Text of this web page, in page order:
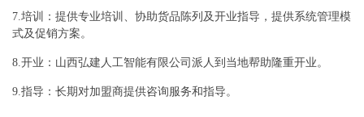
7.培训：提供专业培训、协助货品陈列及开业指导，提供系统管理模
式及促销方案。
8.开业：山西弘建人工智能有限公司派人到当地帮助隆重开业。
9.指导：长期对加盟商提供咨询服务和指导。